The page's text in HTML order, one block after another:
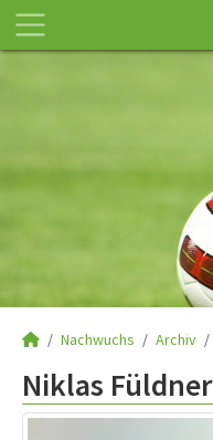
Nachwuchs Archiv
Niklas Füldner